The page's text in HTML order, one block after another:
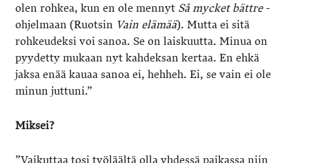
olen rohkea, kun en ole mennyt Så mycket bättre-
ohjelmaan (Ruotsin Vain elämää). Mutta ei sitä
rohkeudeksi voi sanoa. Se on laiskuutta. Minua on
pyydetty mukaan nyt kahdeksan kertaa. En ehkä
jaksa enää kauaa sanoa ei, hehheh. Ei, se vain ei ole
minun juttuni.”
Miksei?